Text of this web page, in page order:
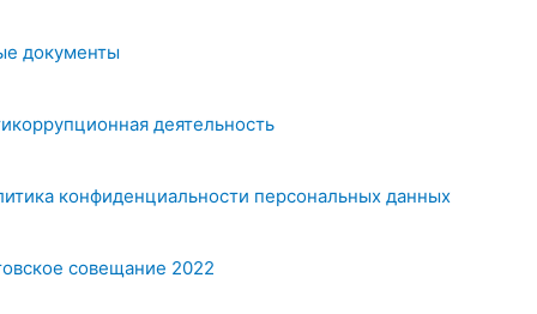
документы
деятельность
конфиденциальности персональных данных
совещание 2022